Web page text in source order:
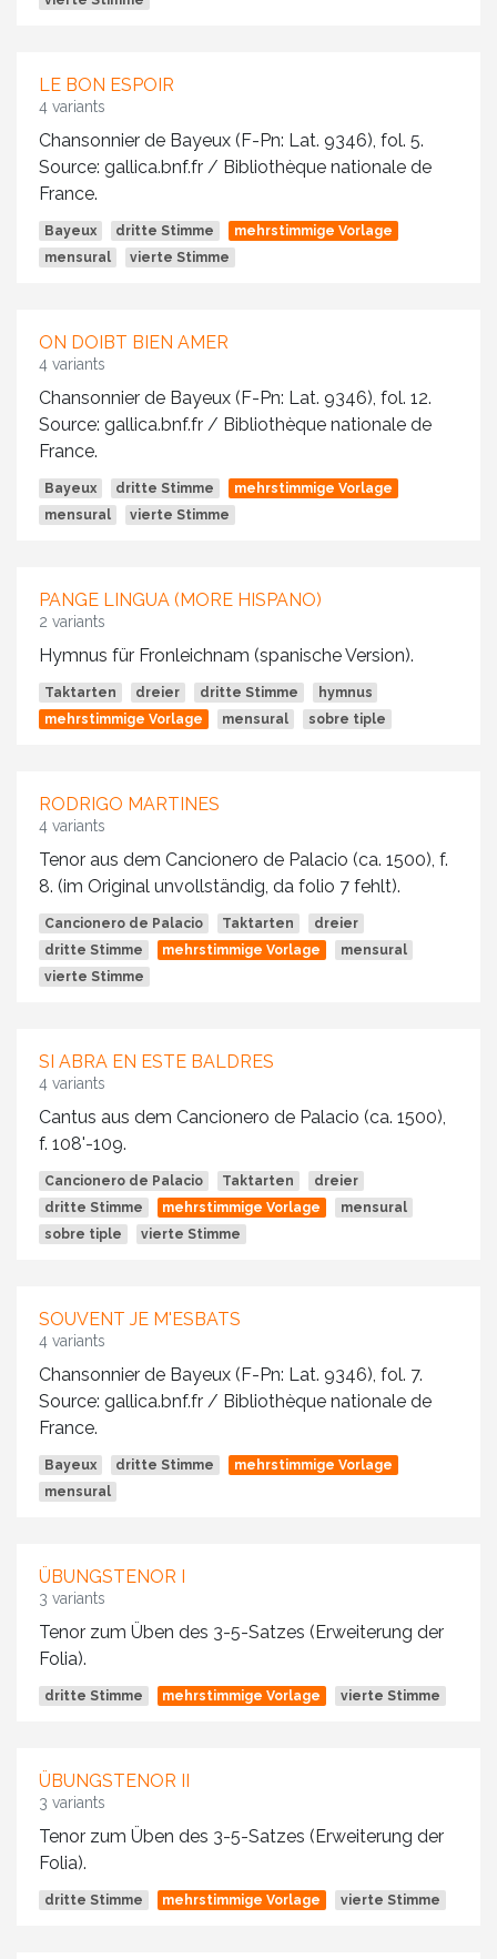
LE BON ESPOIR
4 variants
Chansonnier de Bayeux (F-Pn: Lat. 9346), fol. 5.
Source: gallica.bnf.fr / Bibliothèque nationale de
France.
Bayeux dritte Stimme
mehrstimmige Vorlage
mensural
vierte Stimme
ON DOIBT BIEN AMER
4 variants
Chansonnier de Bayeux (F-Pn: Lat. 9346), fol. 12.
Source: gallica.bnf.fr / Bibliothèque nationale de
France.
Bayeux dritte Stimme
mehrstimmige Vorlage
mensural
vierte Stimme
PANGE LINGUA (MORE HISPANO)
2 variants
Hymnus für Fronleichnam (spanische Version).
Taktarten dreier dritte Stimme
hymnus
mehrstimmige Vorlage
mensural sobre tiple
RODRIGO MARTINES
4 variants
Tenor aus dem Cancionero de Palacio (ca. 1500), f.
8. (im Original unvollständig, da folio 7 fehlt).
Cancionero de Palacio Taktarten
dreier
dritte Stimme
mehrstimmige Vorlage
mensural
vierte Stimme
SI ABRA EN ESTE BALDRES
4 variants
Cantus aus dem Cancionero de Palacio (ca. 1500),
f. 108'-109.
Cancionero de Palacio Taktarten
dreier
dritte Stimme
mehrstimmige Vorlage
mensural
sobre tiple
vierte Stimme
SOUVENT JE M'ESBATS
4 variants
Chansonnier de Bayeux (F-Pn: Lat. 9346), fol. 7.
Source: gallica.bnf.fr / Bibliothèque nationale de
France.
Bayeux dritte Stimme
mehrstimmige Vorlage
mensural
ÜBUNGSTENOR I
3 variants
Tenor zum Üben des 3-5-Satzes (Erweiterung der
Folia).
dritte Stimme mehrstimmige Vorlage vierte Stimme
ÜBUNGSTENOR II
3 variants
Tenor zum Üben des 3-5-Satzes (Erweiterung der
Folia).
dritte Stimme mehrstimmige Vorlage vierte Stimme